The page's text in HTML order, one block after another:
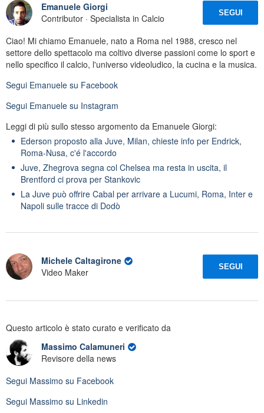
Emanuele Giorgi
Contributor · Specialista in Calcio
SEGUI
Ciao! Mi chiamo Emanuele, nato a Roma nel 1988, cresco nel
settore dello spettacolo ma coltivo diverse passioni come lo sport e
nello specifico il calcio, l'universo videoludico, la cucina e la musica.
Segui Emanuele su Facebook
Segui Emanuele su Instagram
Leggi di più sullo stesso argomento da Emanuele Giorgi:
Ederson proposto alla Juve, Milan, chieste info per Endrick,
Roma-Nusa, c'é l'accordo
Juve, Zhegrova segna col Chelsea ma resta in uscita, il
Brentford ci prova per Stankovic
La Juve può offrire Cabal per arrivare a Lucumi, Roma, Inter e
Napoli sulle tracce di Dodò
Michele Caltagirone
Video Maker
SEGUI
Questo articolo è stato curato e verificato da
Massimo Calamuneri
Revisore della news
Segui Massimo su Facebook
Segui Massimo su Linkedin